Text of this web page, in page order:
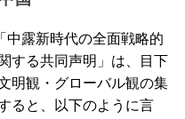
露新時代の全面戦略的
する共同声明」は、目下
明観・グローバル観の集
ると、以下のように言